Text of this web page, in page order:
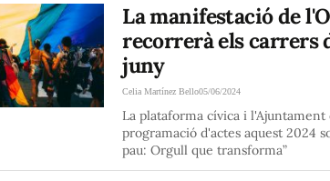
La manifestació de
recorrerà els carrers
juny
Celia Martínez Bello05/06/2024
La plataforma cívica i
programació d'actes aquest 2024
pau: Orgull que transforma”